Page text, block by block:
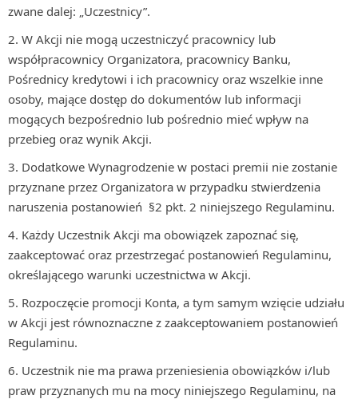
zwane dalej: „Uczestnicy”.
W Akcji nie mogą uczestniczyć pracownicy lub
współpracownicy Organizatora, pracownicy Banku,
Pośrednicy kredytowi i ich pracownicy oraz wszelkie inne
osoby, mające dostęp do dokumentów lub informacji
mogących bezpośrednio lub pośrednio mieć wpływ na
przebieg oraz wynik Akcji.
Dodatkowe Wynagrodzenie w postaci premii nie zostanie
przyznane przez Organizatora w przypadku stwierdzenia
naruszenia postanowień §2 pkt. 2 niniejszego Regulaminu.
Każdy Uczestnik Akcji ma obowiązek zapoznać się,
zaakceptować oraz przestrzegać postanowień Regulaminu,
określającego warunki uczestnictwa w Akcji.
Rozpoczęcie promocji Konta, a tym samym wzięcie udziału
w Akcji jest równoznaczne z zaakceptowaniem postanowień
Regulaminu.
Uczestnik nie ma prawa przeniesienia obowiązków i/lub
praw przyznanych mu na mocy niniejszego Regulaminu, na